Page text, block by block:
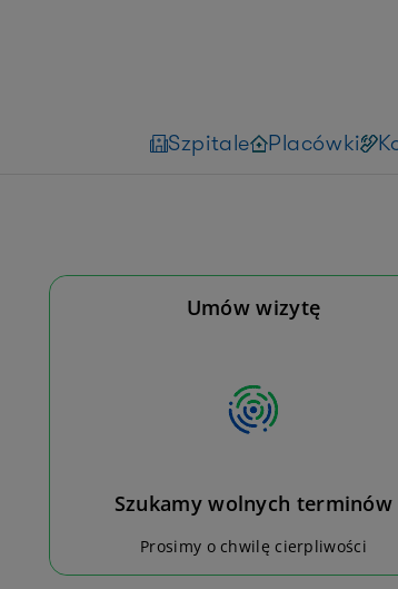
Szpitale Placówki
Umów wizytę
Szukamy wolnych terminów
Prosimy o chwilę cierpliwości
Niestety, nie możemy wyświetlić
na infolinię
Umów wizytę